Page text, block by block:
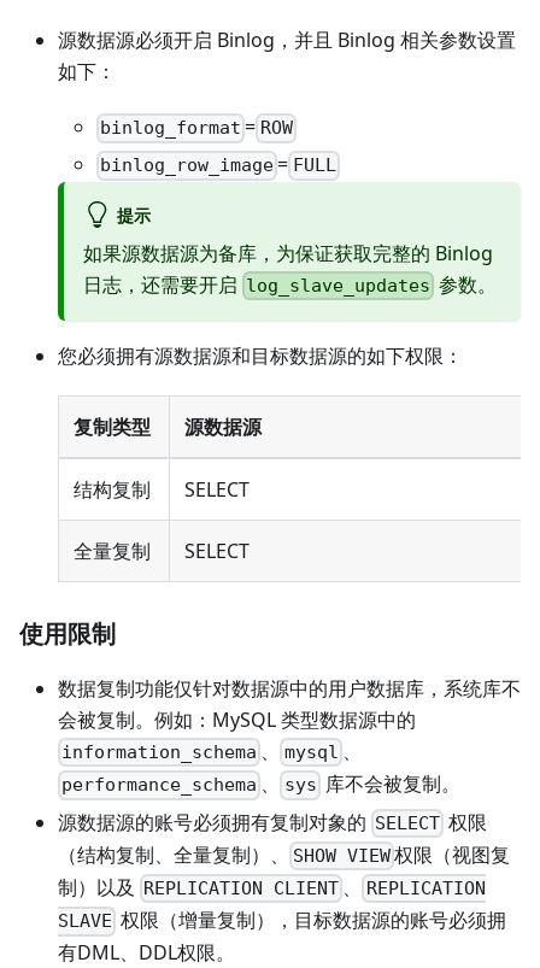
源数据源必须开启 Binlog，并且 Binlog 相关参数设置
如下：
binlog_format = ROW
binlog_row_image= FULL
提示
如果源数据源为备库，为保证获取完整的 Binlog
日志，还需要开启 log_slave_updates 参数。
您必须拥有源数据源和目标数据源的如下权限：
复制类型 源数据源
结构复制 SELECT
全量复制 SELECT
使用限制
数据复制功能仅针对数据源中的用户数据库，系统库不
会被复制。例如：MySQL 类型数据源中的
information_schema 、 mysql 、
performance_schema 、 sys 库不会被复制。
源数据源的账号必须拥有复制对象的 SELECT 权限
（结构复制、全量复制）、
SHOW VIEW权限（视图复
制）以及
REPLICATION CLIENT 、
REPLICATION
SLAVE 权限（增量复制），目标数据源的账号必须拥
有DML、DDL权限。